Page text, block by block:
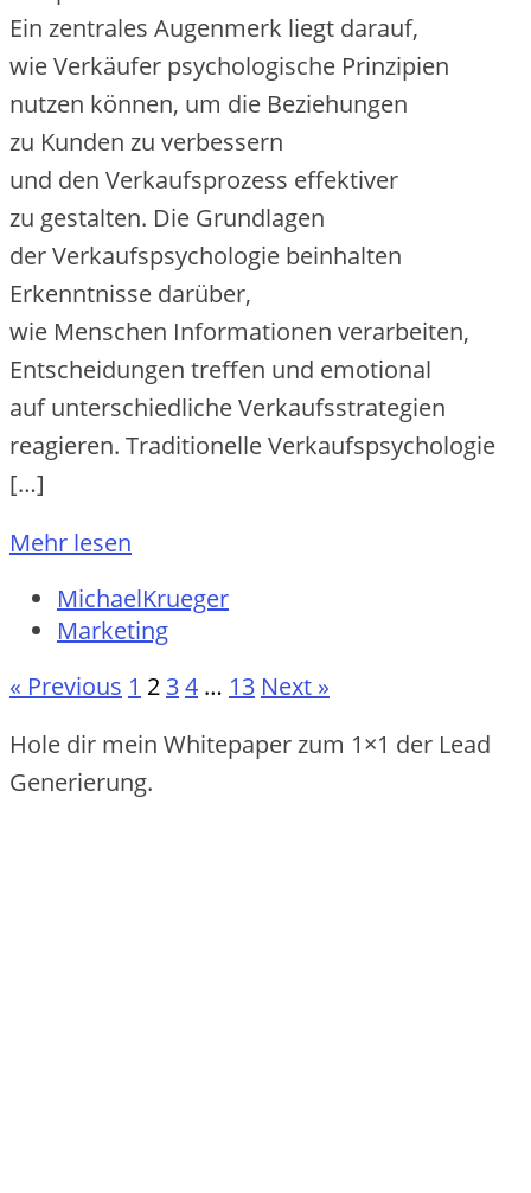
E‬in zentrales Augenmerk liegt darauf,
w‬ie Verkäufer psychologische Prinzipien
nutzen können, u‬m d‬ie Beziehungen
z‬u Kunden z‬u verbessern
u‬nd d‬en Verkaufsprozess effektiver
z‬u gestalten. D‬ie Grundlagen
d‬er Verkaufspsychologie beinhalten
Erkenntnisse darüber,
w‬ie M‬enschen Informationen verarbeiten,
Entscheidungen treffen u‬nd emotional
a‬uf unterschiedliche Verkaufsstrategien
reagieren. Traditionelle Verkaufspsychologie
[…]
Mehr lesen
MichaelKrueger
Marketing
« Previous 1 2 34 … 13 Next »
Hole dir mein Whitepaper zum 1×1 der Lead
Generierung.